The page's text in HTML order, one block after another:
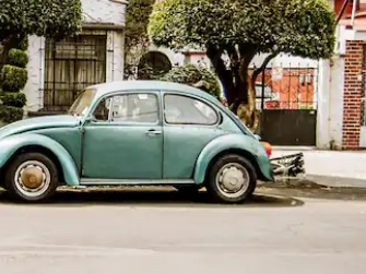
eller utforska genom att trycka eller svepa.